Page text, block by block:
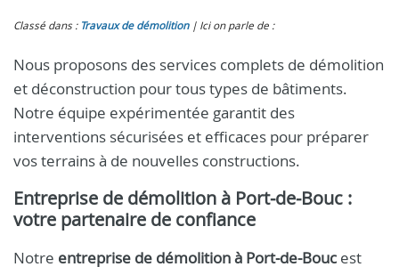
Classé dans : Travaux de démolition Ici on parle de :
Nous proposons des services complets de démolition
et déconstruction pour tous types de bâtiments.
Notre équipe expérimentée garantit des
interventions sécurisées et efficaces pour préparer
vos terrains à de nouvelles constructions.
Entreprise de démolition à Port‑de‑Bouc :
votre partenaire de confiance
Notre entreprise de démolition à Port‑de‑Bouc est